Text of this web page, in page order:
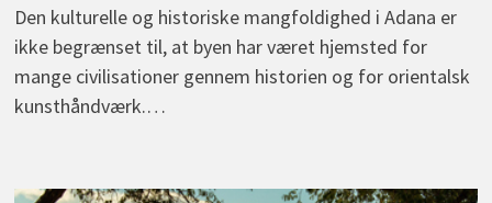
Den kulturelle og historiske mangfoldighed i Adana er
ikke begrænset til, at byen har været hjemsted for
mange civilisationer gennem historien og for orientalsk
kunsthåndværk.…